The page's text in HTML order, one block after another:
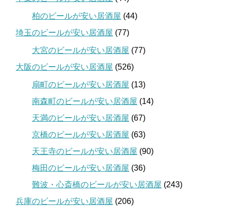
柏のビールが安い居酒屋 (44)
埼玉のビールが安い居酒屋 (77)
大宮のビールが安い居酒屋 (77)
大阪のビールが安い居酒屋 (526)
扇町のビールが安い居酒屋 (13)
南森町のビールが安い居酒屋 (14)
天満のビールが安い居酒屋 (67)
京橋のビールが安い居酒屋 (63)
天王寺のビールが安い居酒屋 (90)
梅田のビールが安い居酒屋 (36)
難波・心斎橋のビールが安い居酒屋 (243)
兵庫のビールが安い居酒屋 (206)